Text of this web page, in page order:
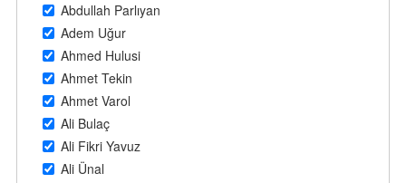
Abdullah Parlıyan
Adem Uğur
Ahmed Hulusi
Ahmet Tekin
Ahmet Varol
Ali Bulaç
Ali Fikri Yavuz
Ali Ünal